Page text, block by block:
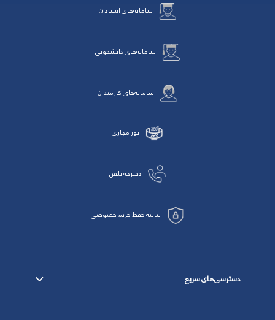
سامانه‌های استادان
سامانه‌های دانشجویی
سامانه‌های کارمندان
تور مجازی
دفترچه تلفن
بیانیه حفظ حریم خصوصی
دسترسی‌های سریع